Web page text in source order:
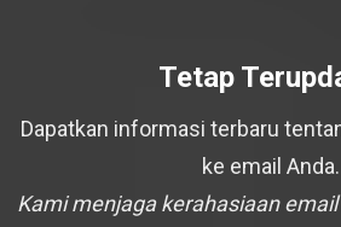
Tetap
Dapatkan informasi terbaru
ke email Anda.
Kami menjaga kerahasiaan